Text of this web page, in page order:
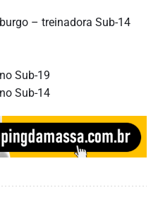
– treinadora Sub-14
Sub-19
Sub-14